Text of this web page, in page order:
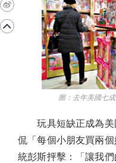
圖：去年美國七成
玩具短缺正成為美
侃「每個小朋友買兩
統彭斯抨擊：「讓我